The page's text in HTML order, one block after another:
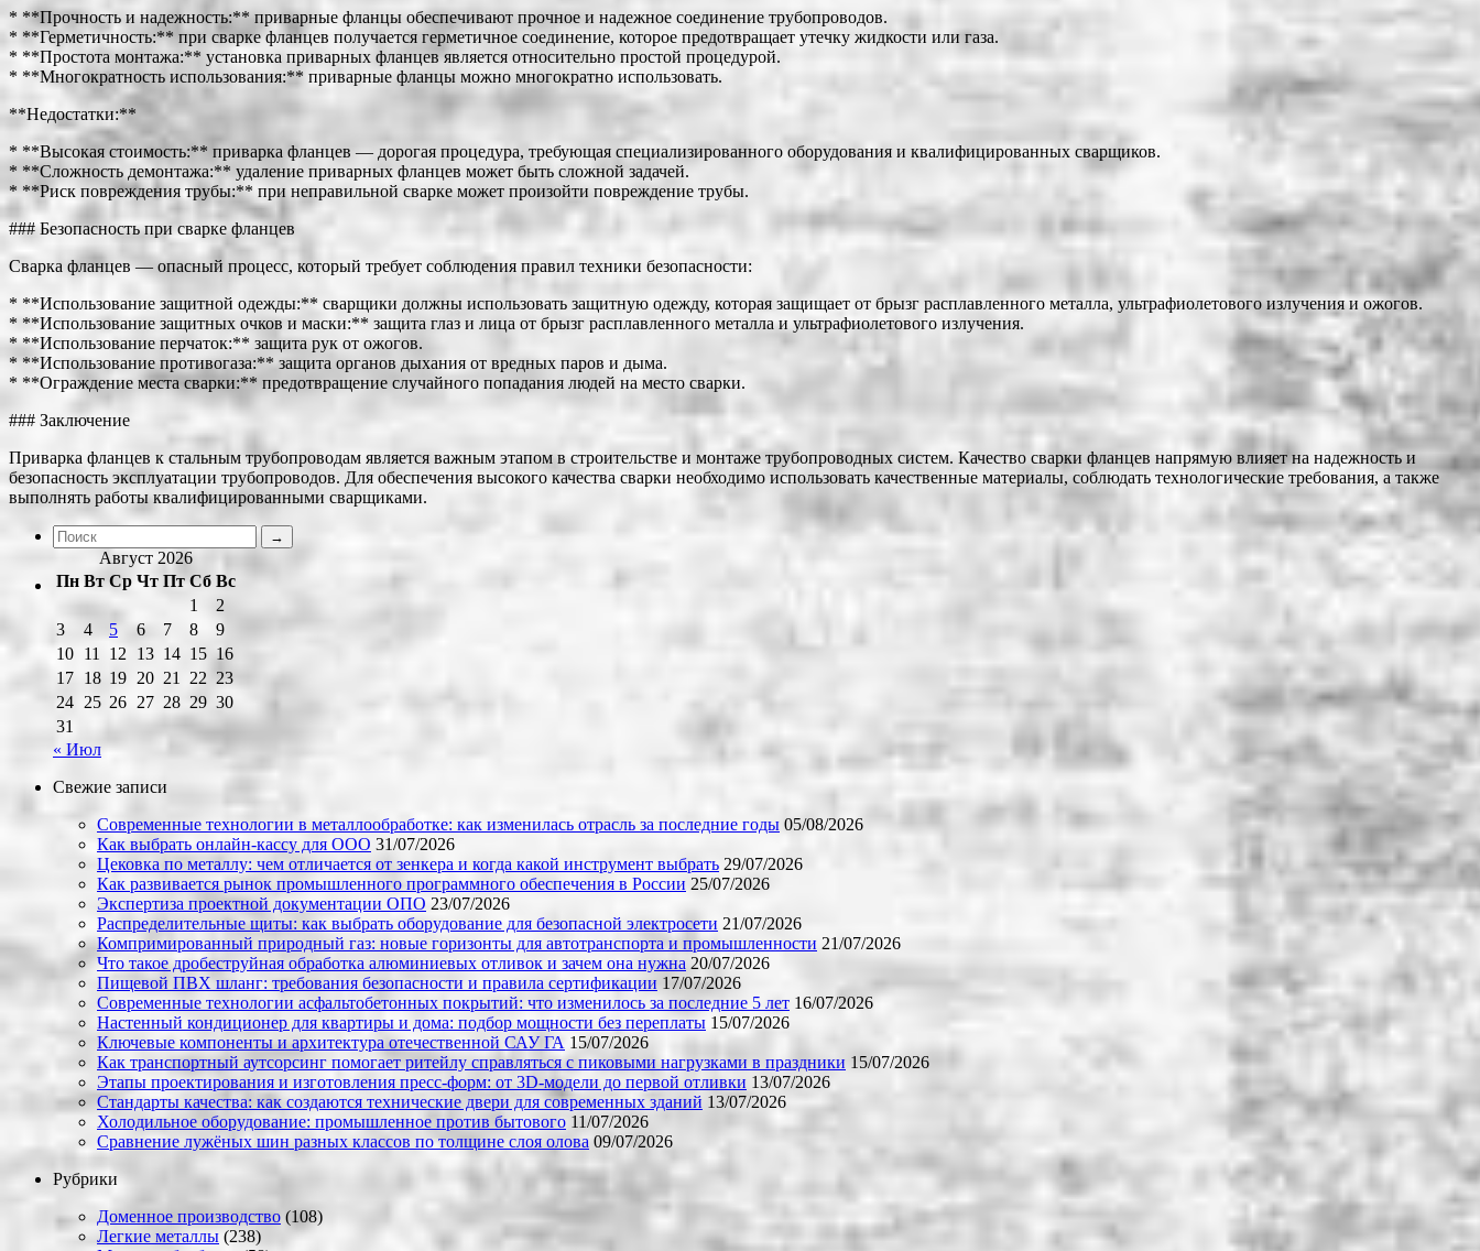
* **Прочность и надежность:** приварные фланцы обеспечивают прочное и надежное соединение трубопроводов.
* **Герметичность:** при сварке фланцев получается герметичное соединение, которое предотвращает утечку жидкости или газа.
* **Простота монтажа:** установка приварных фланцев является относительно простой процедурой.
* **Многократность использования:** приварные фланцы можно многократно использовать.
**Недостатки:**
* **Высокая стоимость:** приварка фланцев — дорогая процедура, требующая специализированного оборудования и квалифицированных сварщиков.
* **Сложность демонтажа:** удаление приварных фланцев может быть сложной задачей.
* **Риск повреждения трубы:** при неправильной сварке может произойти повреждение трубы.
### Безопасность при сварке фланцев
Сварка фланцев — опасный процесс, который требует соблюдения правил техники безопасности:
* **Использование защитной одежды:** сварщики должны использовать защитную одежду, которая защищает от брызг расплавленного металла, ультрафиолетового излучения и ожогов.
* **Использование защитных очков и маски:** защита глаз и лица от брызг расплавленного металла и ультрафиолетового излучения.
* **Использование перчаток:** защита рук от ожогов.
* **Использование противогаза:** защита органов дыхания от вредных паров и дыма.
* **Ограждение места сварки:** предотвращение случайного попадания людей на место сварки.
### Заключение
Приварка фланцев к стальным трубопроводам является важным этапом в строительстве и монтаже трубопроводных систем. Качество сварки фланцев напрямую влияет на надежность и
безопасность эксплуатации трубопроводов. Для обеспечения высокого качества сварки необходимо использовать качественные материалы, соблюдать технологические требования, а также
выполнять работы квалифицированными сварщиками.
Август 2026
Пн Вт Ср Чт Пт Сб Вс
1
2
3
4 5 6 7 8
9
10 11 12 13 14 15 16
17 18 19 20 21 22 23
24 25 26 27 28 29 30
31
« Июл
Свежие записи
Современные технологии в металлообработке: как изменилась отрасль за последние годы 05/08/2026
Как выбрать онлайн-кассу для ООО 31/07/2026
Цековка по металлу: чем отличается от зенкера и когда какой инструмент выбрать 29/07/2026
Как развивается рынок промышленного программного обеспечения в России 25/07/2026
Экспертиза проектной документации ОПО 23/07/2026
Распределительные щиты: как выбрать оборудование для безопасной электросети 21/07/2026
Компримированный природный газ: новые горизонты для автотранспорта и промышленности 21/07/2026
Что такое дробеструйная обработка алюминиевых отливок и зачем она нужна 20/07/2026
Пищевой ПВХ шланг: требования безопасности и правила сертификации 17/07/2026
Современные технологии асфальтобетонных покрытий: что изменилось за последние 5 лет 16/07/2026
Настенный кондиционер для квартиры и дома: подбор мощности без переплаты 15/07/2026
Ключевые компоненты и архитектура отечественной САУ ГА 15/07/2026
Как транспортный аутсорсинг помогает ритейлу справляться с пиковыми нагрузками в праздники 15/07/2026
Этапы проектирования и изготовления пресс-форм: от 3D-модели до первой отливки 13/07/2026
Стандарты качества: как создаются технические двери для современных зданий 13/07/2026
Холодильное оборудование: промышленное против бытового 11/07/2026
Сравнение лужёных шин разных классов по толщине слоя олова 09/07/2026
Рубрики
Доменное производство (108)
Легкие металлы (238)